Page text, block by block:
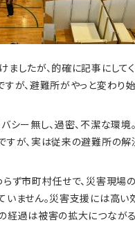
ましたが、的確に記事にして
すが、避難所がやっと変わり
シー無し、過密、不潔な環境
すが、実は従来の避難所の
らず市町村任せで、災害現場
いません。災害支援には高い
経過は被害の拡大につながる